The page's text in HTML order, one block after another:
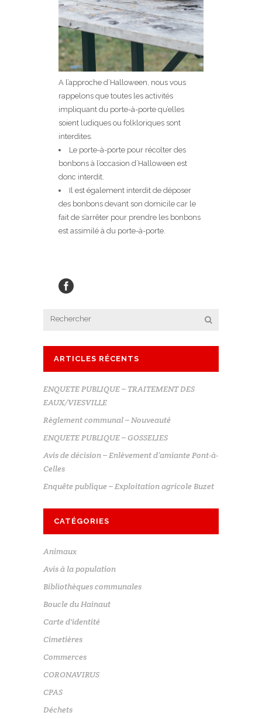
A l’approche d’Halloween, nous vous
rappelons que toutes les activités
impliquant du porte-à-porte qu’elles
soient ludiques ou folkloriques sont
interdites.
Le porte-à-porte pour récolter des
bonbons à l’occasion d’Halloween est
donc interdit.
Il est également interdit de déposer
des bonbons devant son domicile car le
fait de s’arrêter pour prendre les bonbons
est assimilé à du porte-à-porte.
ARTICLES RÉCENTS
ENQUETE PUBLIQUE – TRAITEMENT DES
EAUX/VIESVILLE
Règlement communal – Nouveauté
ENQUETE PUBLIQUE – GOSSELIES
Avis de décision – Enlèvement d’amiante Pont-à-
Celles
Enquête publique – Exploitation agricole Buzet
CATÉGORIES
Animaux
Avis à la population
Bibliothèques communales
Boucle du Hainaut
Carte d'identité
Cimetières
Commerces
CORONAVIRUS
CPAS
Déchets